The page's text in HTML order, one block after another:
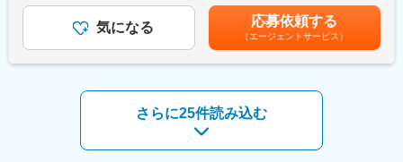
■当社の働きやすさ／働く環境：
当社では残業はほとんどありません。会社方針として働きやすい
ける環境です。同製品の新しい分野の為、新たな発想をどんどん
形にでき、技術者としてのスキルアップができる環境です。
※全社平均有給消化日数：13.5日（有給休暇は取得しやすい環境で
自分が設計に関わった商品が、ご自宅近くのホームセンター等で
販売されているのを店舗で実際に見た際には、感慨深いものがご
ざいます。
入社後約1か月間は勤務地に併設している工場にて就業していただ
き、同社製品の製造の流れを学んでいただきます。技術部に配属
後は既存商品の改良や修正をおこなっていただき、1年ほどで製品
額であり、選考を通じて上下する可能性があります。月給(月額)は
固定手当を含めた表記です。
気になる 応募依頼する
（エージェントサービス）
さらに25件読み込む